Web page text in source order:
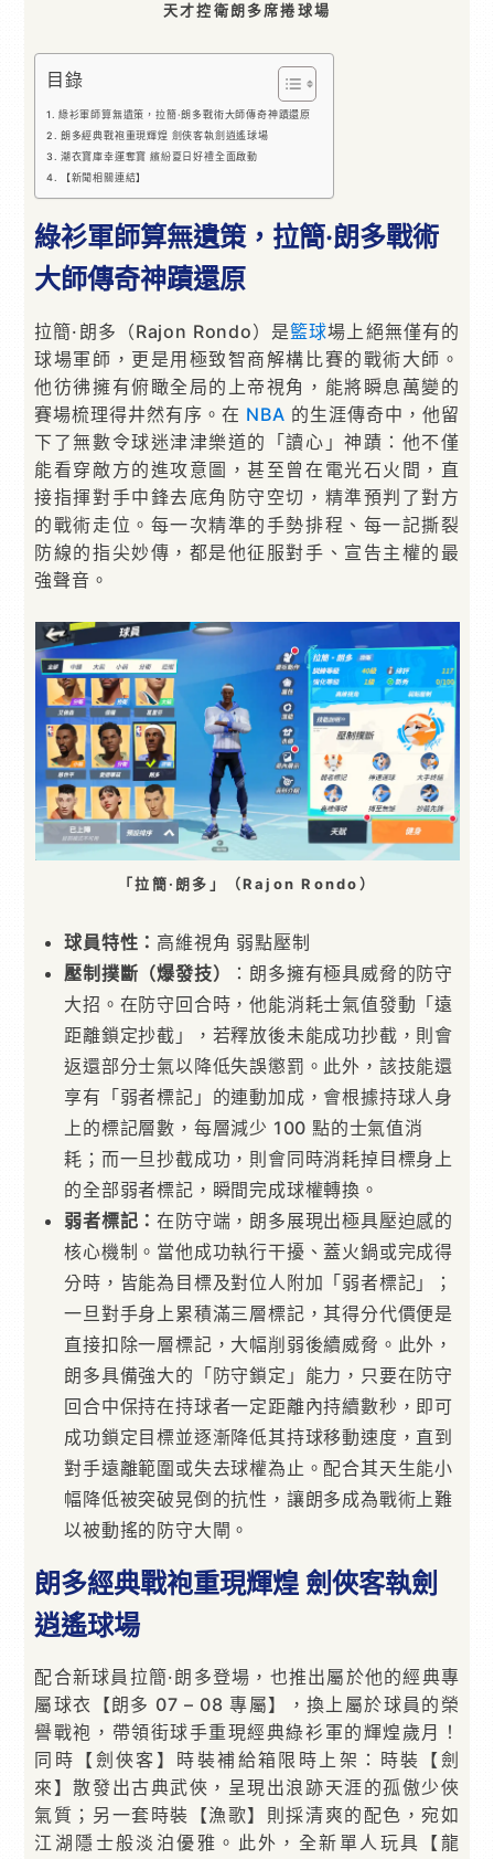
天才控衛朗多席捲球場
目錄
綠衫軍師算無遺策，拉簡·朗多戰術大師傳奇神蹟還原
朗多經典戰袍重現輝煌 劍俠客執劍逍遙球場
潮衣寶庫幸運奪寶 繽紛夏日好禮全面啟動
【新聞相關連結】
綠衫軍師算無遺策，拉簡·朗多戰術
大師傳奇神蹟還原
拉簡·朗多（Rajon Rondo）是籃球場上絕無僅有的
球場軍師，更是用極致智商解構比賽的戰術大師。
他彷彿擁有俯瞰全局的上帝視角，能將瞬息萬變的
賽場梳理得井然有序。在 NBA 的生涯傳奇中，他留
下了無數令球迷津津樂道的「讀心」神蹟：他不僅
能看穿敵方的進攻意圖，甚至曾在電光石火間，直
接指揮對手中鋒去底角防守空切，精準預判了對方
的戰術走位。每一次精準的手勢排程、每一記撕裂
防線的指尖妙傳，都是他征服對手、宣告主權的最
強聲音。
「拉簡·朗多」（Rajon Rondo）
球員特性： 高維視角 弱點壓制
壓制撲斷（爆發技）
：朗多擁有極具威脅的防守
大招。在防守回合時，他能消耗士氣值發動「遠
距離鎖定抄截」，若釋放後未能成功抄截，則會
返還部分士氣以降低失誤懲罰。此外，該技能還
享有「弱者標記」的連動加成，會根據持球人身
上的標記層數，每層減少 100 點的士氣值消
耗；而一旦抄截成功，則會同時消耗掉目標身上
的全部弱者標記，瞬間完成球權轉換。
弱者標記：在防守端，朗多展現出極具壓迫感的
核心機制。當他成功執行干擾、蓋火鍋或完成得
分時，皆能為目標及對位人附加「弱者標記」；
一旦對手身上累積滿三層標記，其得分代價便是
直接扣除一層標記，大幅削弱後續威脅。此外，
朗多具備強大的「防守鎖定」能力，只要在防守
回合中保持在持球者一定距離內持續數秒，即可
成功鎖定目標並逐漸降低其持球移動速度，直到
對手遠離範圍或失去球權為止。配合其天生能小
幅降低被突破晃倒的抗性，讓朗多成為戰術上難
以被動搖的防守大閘。
朗多經典戰袍重現輝煌 劍俠客執劍
逍遙球場
配合新球員拉簡·朗多登場，也推出屬於他的經典專
屬球衣【朗多 07 – 08 專屬】，換上屬於球員的榮
譽戰袍，帶領街球手重現經典綠衫軍的輝煌歲月！
同時【劍俠客】時裝補給箱限時上架：時裝【劍
來】散發出古典武俠，呈現出浪跡天涯的孤傲少俠
氣質；另一套時裝【漁歌】則採清爽的配色，宛如
江湖隱士般淡泊優雅。此外，全新單人玩具【龍